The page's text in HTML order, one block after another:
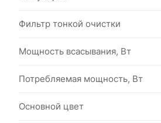
Фильтр тонкой очистки
Мощность всасывания, Вт
Потребляемая мощность, Вт
Основной цвет